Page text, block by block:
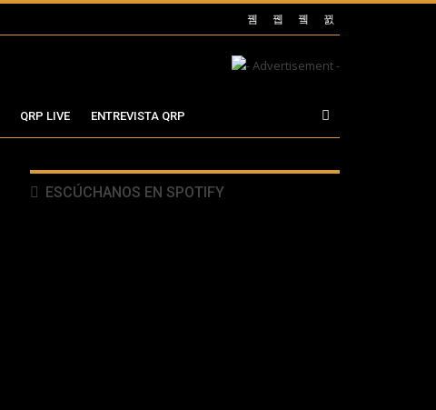
QRP LIVE ENTREVISTA QRP
ESCÚCHANOS EN SPOTIFY